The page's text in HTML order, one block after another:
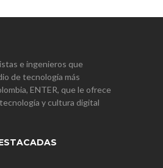
e ingenieros que
de tecnología más
ENTER, que le ofrece
y cultura digital